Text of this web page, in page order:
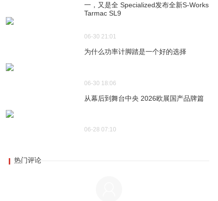
一，又是全 Specialized发布全新S-Works
Tarmac SL9
06-30 21:01
为什么功率计脚踏是一个好的选择
06-30 18:06
从幕后到舞台中央 2026欧展国产品牌篇
06-28 07:10
热门评论